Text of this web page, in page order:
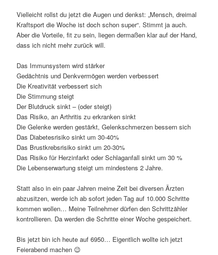
Vielleicht rollst du jetzt die Augen und denkst: „Mensch, dreimal
Kraftsport die Woche ist doch schon super“. Stimmt ja auch.
Aber die Vorteile, fit zu sein, liegen dermaßen klar auf der Hand,
dass ich nicht mehr zurück will.
Das Immunsystem wird stärker
Gedächtnis und Denkvermögen werden verbessert
Die Kreativität verbessert sich
Die Stimmung steigt
Der Blutdruck sinkt – (oder steigt)
Das Risiko, an Arthritis zu erkranken sinkt
Die Gelenke werden gestärkt, Gelenkschmerzen bessern sich
Das Diabetesrisiko sinkt um 30-40%
Das Brustkrebsrisiko sinkt um 20-30%
Das Risiko für Herzinfarkt oder Schlaganfall sinkt um 30 %
Die Lebenserwartung steigt um mindestens 2 Jahre.
Statt also in ein paar Jahren meine Zeit bei diversen Ärzten
abzusitzen, werde ich ab sofort jeden Tag auf 10.000 Schritte
kommen wollen… Meine Teilnehmer dürfen den Schrittzähler
kontrollieren. Da werden die Schritte einer Woche gespeichert.
Bis jetzt bin ich heute auf 6950… Eigentlich wollte ich jetzt
Feierabend machen 😉